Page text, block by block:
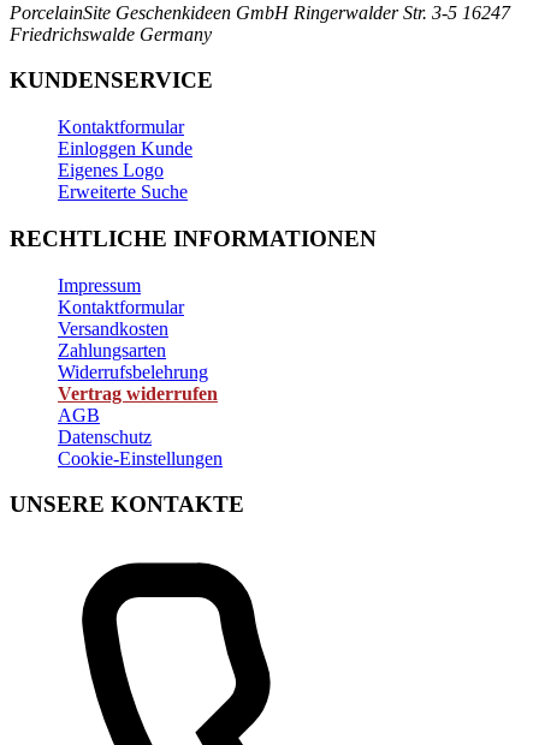
PorcelainSite Geschenkideen GmbH Ringerwalder Str. 3-5 16247
Friedrichswalde Germany
KUNDENSERVICE
Kontaktformular
Einloggen Kunde
Eigenes Logo
Erweiterte Suche
RECHTLICHE INFORMATIONEN
Impressum
Kontaktformular
Versandkosten
Zahlungsarten
Widerrufsbelehrung
Vertrag widerrufen
AGB
Datenschutz
Cookie-Einstellungen
UNSERE KONTAKTE